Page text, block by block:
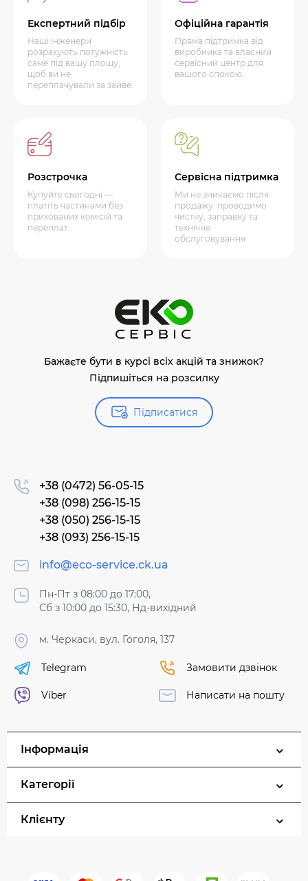
Експертний підбір
Наші інженери
розрахують потужність
саме під вашу площу,
щоб ви не
переплачували за зайве.
Офіційна гарантія
Пряма підтримка від
виробника та власний
сервісний центр для
вашого спокою.
Розстрочка
Купуйте сьогодні —
платіть частинами без
прихованих комісій та
переплат.
Сервісна підтримка
Ми не зникаємо після
продажу: проводимо
чистку, заправку та
технічне
обслуговування
Бажаєте бути в курсі всіх акцій та знижок?
Підпишіться на розсилку
Підписатися
+38 (0472) 56-05-15
+38 (098) 256-15-15
+38 (050) 256-15-15
+38 (093) 256-15-15
info@eco-service.ck.ua
Пн-Пт з 08:00 до 17:00,
Сб з 10:00 до 15:30, Нд-вихідний
м. Черкаси, вул. Гоголя, 137
Telegram
Viber
Замовити дзвінок
Написати на пошту
Інформація
Категорії
Клієнту